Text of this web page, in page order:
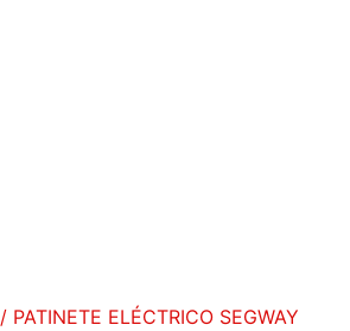
/ PATINETE ELÉCTRICO SEGWAY